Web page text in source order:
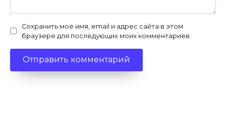
Сохранить моё имя, email и адрес сайта в этом
браузере для последующих моих комментариев.